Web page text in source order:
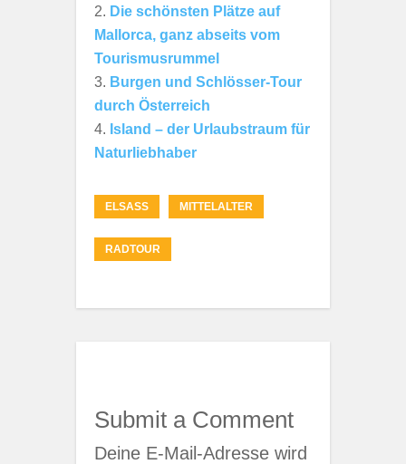
Die schönsten Plätze auf
Mallorca, ganz abseits vom
Tourismusrummel
Burgen und Schlösser-Tour
durch Österreich
Island – der Urlaubstraum für
Naturliebhaber
ELSASS MITTELALTER
RADTOUR
Submit a Comment
Deine E-Mail-Adresse wird